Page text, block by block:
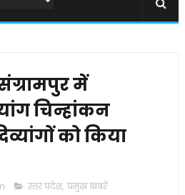
में
चिन्हांकन
को किया
उत्तर प्रदेश, प्रमुख खबरें